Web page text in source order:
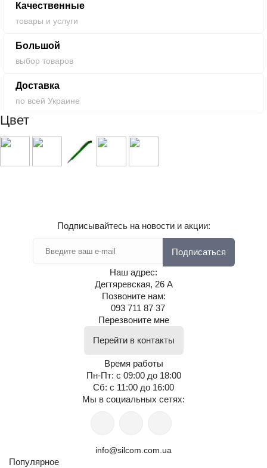
Качественные
товары и услуги
Большой
выбор товаров
Доставка
по всей Украине
Цвет
Подписывайтесь на новости и акции:
Подписаться
Наш адрес:
Дегтяревская, 26 А
Позвоните нам:
093 711 87 37
Перезвоните мне
Перейти в контакты
Время работы
Пн-Пт: с 09:00 до 18:00
Сб: с 11:00 до 16:00
Мы в социальных сетях:
info@silcom.com.ua
Популярное